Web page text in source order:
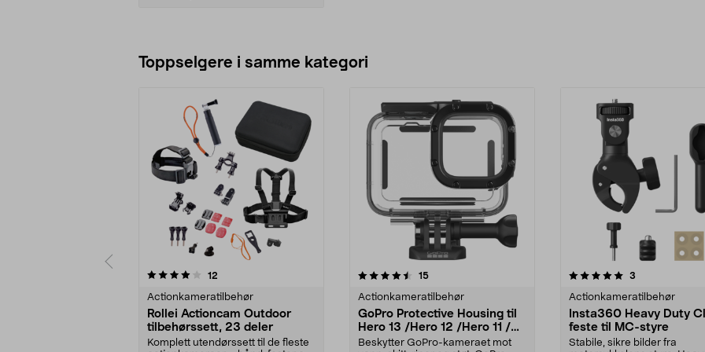
Toppselgere i samme kategori
12
Actionkameratilbehør
Rollei Actioncam Outdoor
tilbehørssett, 23 deler
Komplett utendørssett til de fleste
4.5 av 5 stjerner 15anmeldelser
Actionkameratilbehør
GoPro Protective Housing til
Hero 13 /Hero 12 /Hero 11 /
Hero 10 / Hero 9,
Beskytter GoPro-kameraet mot
5.0 av 5 stjerner 3
Actionkameratilbehør
Insta360 Heavy Duty
feste til MC-styre
Stabile, sikre bilder fra
0.0 av 5 stjerner